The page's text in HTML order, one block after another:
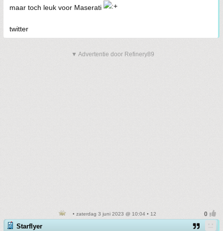
maar toch leuk voor Maserati
twitter
▼ Advertentie door Refinery89
• zaterdag 3 juni 2023 @ 10:04 • 12
Starflyer